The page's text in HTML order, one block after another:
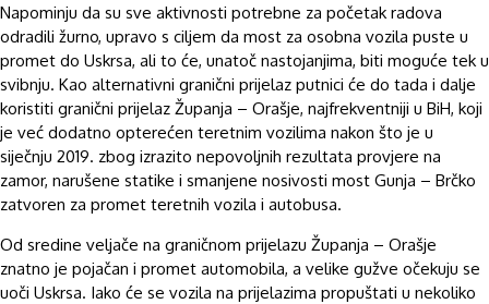
Napominju da su sve aktivnosti potrebne za početak radova
odradili žurno, upravo s ciljem da most za osobna vozila puste u
promet do Uskrsa, ali to će, unatoč nastojanjima, biti moguće tek u
svibnju. Kao alternativni granični prijelaz putnici će do tada i dalje
koristiti granični prijelaz Županja – Orašje, najfrekventniji u BiH, koji
je već dodatno opterećen teretnim vozilima nakon što je u
siječnju 2019. zbog izrazito nepovoljnih rezultata provjere na
zamor, narušene statike i smanjene nosivosti most Gunja – Brčko
zatvoren za promet teretnih vozila i autobusa.
Od sredine veljače na graničnom prijelazu Županja – Orašje
znatno je pojačan i promet automobila, a velike gužve očekuju se
uoči Uskrsa. Iako će se vozila na prijelazima propuštati u nekoliko